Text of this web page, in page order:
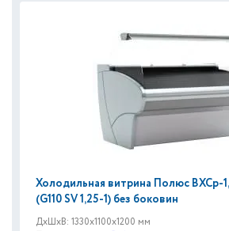
Холодильная витрина Полюс ВХСр-
(G110 SV 1,25-1) без боковин
ДxШxВ: 1330x1100x1200 мм